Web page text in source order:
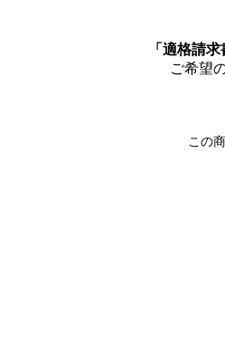
「適格請
ご希望
この